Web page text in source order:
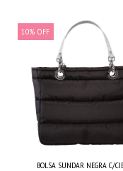
10% OFF
BOLSA SUNDAR NEGRA C/